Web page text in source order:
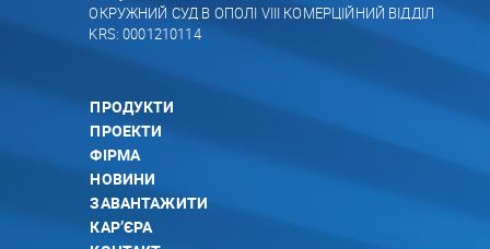
ОКРУЖНИЙ СУД В ОПОЛІ VIII КОМЕРЦІЙНИЙ ВІДДІЛ
KRS: 0001210114
ПРОДУКТИ
ПРОЕКТИ
ФІРМА
НОВИНИ
ЗАВАНТАЖИТИ
КАР’ЄРА